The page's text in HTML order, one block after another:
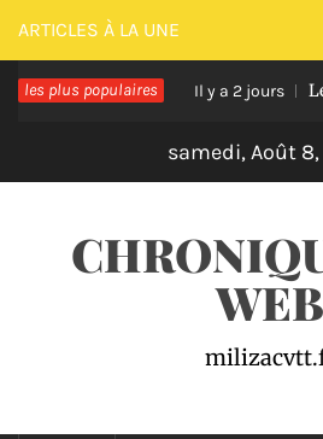
Passer
au
contenu
ARTICLES À LA UNE
les plus populaires
en bois Il y a 2 jours Les
samedi, Août
WEB